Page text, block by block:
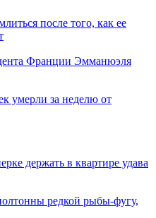
после того, как ее
Франции Эмманюэля
умерли за неделю от
держать в квартире удава
редкой рыбы-фугу,